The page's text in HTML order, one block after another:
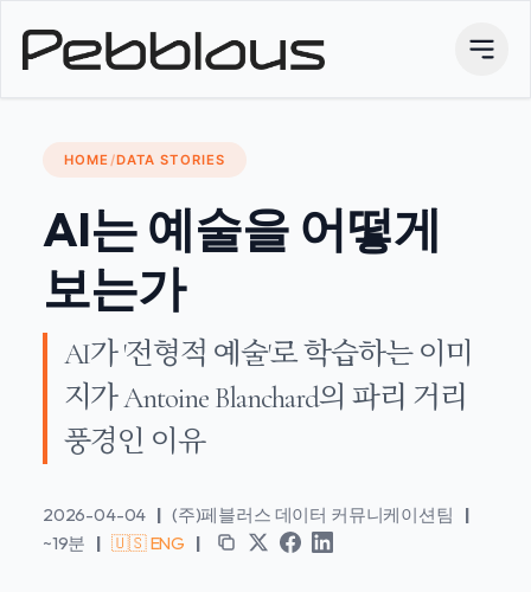
HOME/DATA STORIES
AI는 예술을 어떻게
보는가
AI가 '전형적 예술'로 학습하는 이미
지가 Antoine Blanchard의 파리 거리
풍경인 이유
2026-04-04 | (주)페블러스 데이터 커뮤니케이션팀
|
~19분 | 🇺🇸 ENG |